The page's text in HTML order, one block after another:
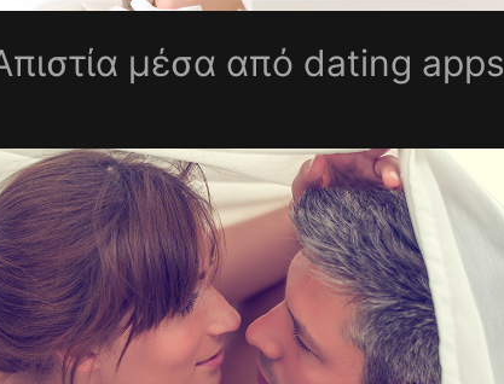
μέσα από dating apps